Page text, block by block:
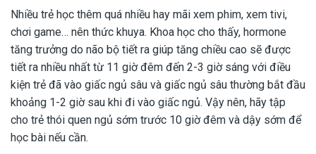
Nhiều trẻ học thêm quá nhiều hay mãi xem phim, xem tivi,
chơi game… nên thức khuya. Khoa học cho thấy, hormone
tăng trưởng do não bộ tiết ra giúp tăng chiều cao sẽ được
tiết ra nhiều nhất từ 11 giờ đêm đến 2-3 giờ sáng với điều
kiện trẻ đã vào giấc ngủ sâu và giấc ngủ sâu thường bắt đầu
khoảng 1-2 giờ sau khi đi vào giấc ngủ. Vậy nên, hãy tập
cho trẻ thói quen ngủ sớm trước 10 giờ đêm và dậy sớm để
học bài nếu cần.